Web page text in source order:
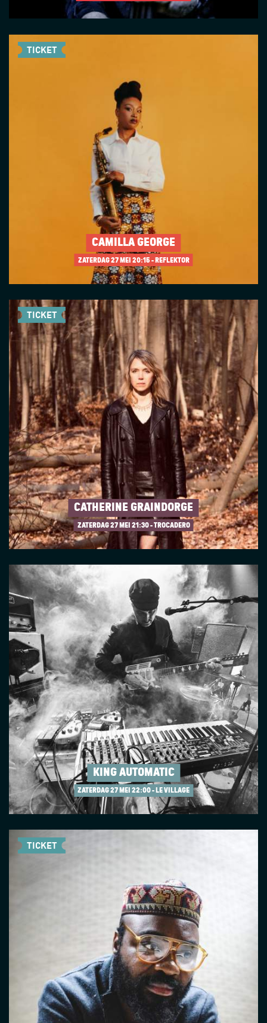
CAMILLA GEORGE
ZATERDAG 27 MEI 20:15 - REFLEKTOR
TICKET
CATHERINE GRAINDORGE
ZATERDAG 27 MEI 21:30 - TROCADERO
TICKET
KING AUTOMATIC
ZATERDAG 27 MEI 22:00 - LE VILLAGE
TICKET